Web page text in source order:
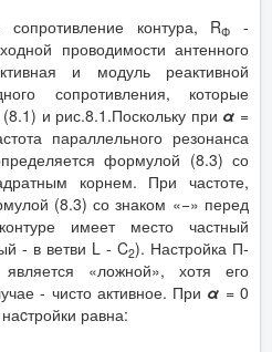
контура, RФ
-
проводимости антенного
и модуль реактивной
сопротивления, которые
и рис.8.1.Поскольку при α =
параллельного резонанса
формулой (8.3) со
корнем. При частоте,
(8.3) со знаком «−» перед
имеет место частный
- в ветви L - C2). Настройка П-
«ложной», хотя его
- чисто активное. При α = 0
равна: